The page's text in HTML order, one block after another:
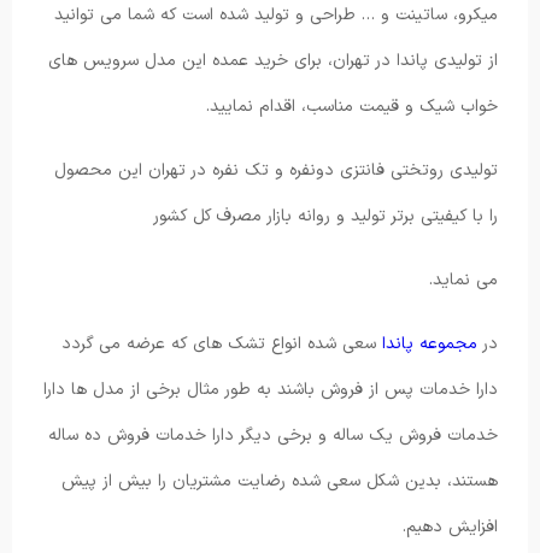
میکرو، ساتینت و … طراحی و تولید شده است که شما می توانید
از تولیدی پاندا در تهران، برای خرید عمده این مدل سرویس های
خواب شیک و قیمت مناسب، اقدام نمایید.
تولیدی روتختی فانتزی دونفره و تک نفره در تهران این محصول
را با کیفیتی برتر تولید و روانه بازار مصرف کل کشور
می نماید.
در مجموعه پاندا سعی شده انواع تشک های که عرضه می گردد
دارا خدمات پس از فروش باشند به طور مثال برخی از مدل ها دارا
خدمات فروش یک ساله و برخی دیگر دارا خدمات فروش ده ساله
هستند، بدین شکل سعی شده رضایت مشتریان را بیش از پیش
افزایش دهیم.